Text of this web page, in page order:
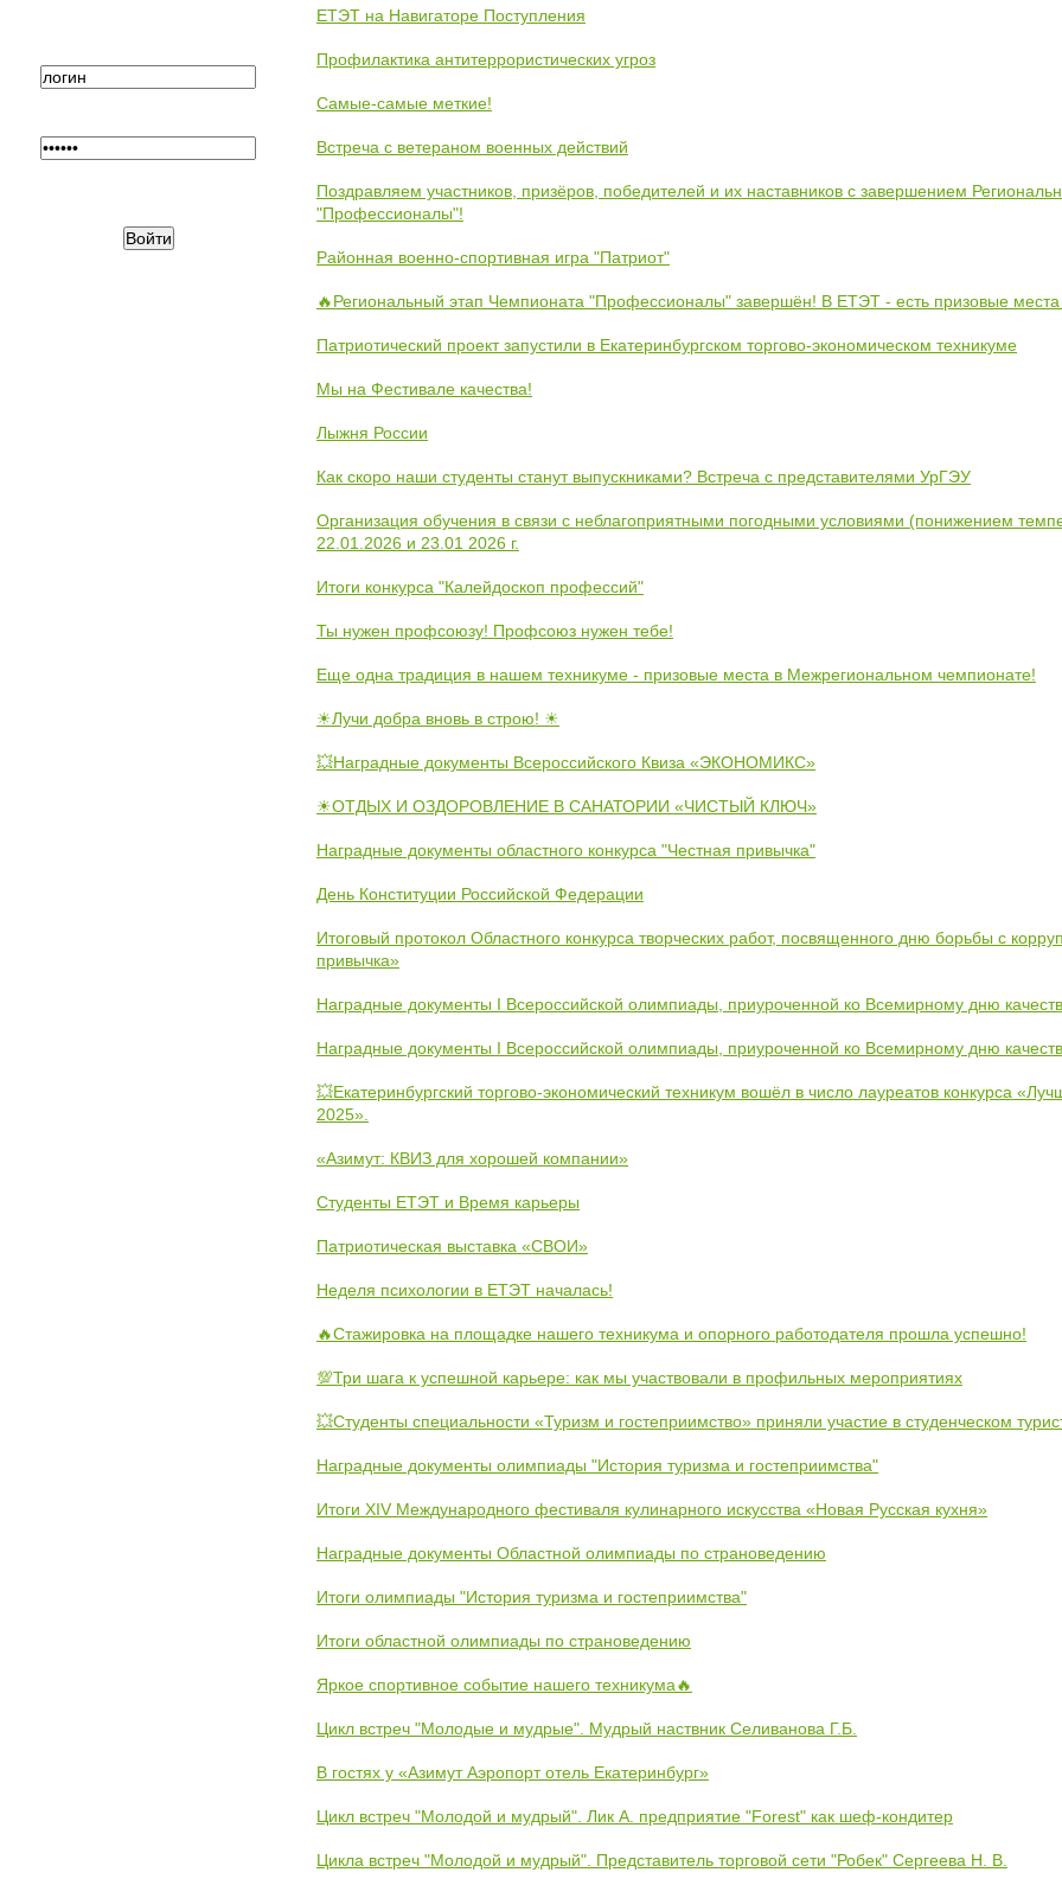
ЕТЭТ на Навигаторе Поступления
Профилактика антитеррористических угроз
Самые-самые меткие!
Встреча с ветераном военных действий
Поздравляем участников, призёров, победителей и их наставников с завершением
"Профессионалы"!
Районная военно-спортивная игра "Патриот"
🔥Региональный этап Чемпионата "Профессионалы" завершён! В ЕТЭТ - есть призовые
Патриотический проект запустили в Екатеринбургском торгово-экономическом техникуме
Мы на Фестивале качества!
Лыжня России
Как скоро наши студенты станут выпускниками? Встреча с представителями УрГЭУ
Организация обучения в связи с неблагоприятными погодными условиями (понижением
22.01.2026 и 23.01 2026 г.
Итоги конкурса "Калейдоскоп профессий"
Ты нужен профсоюзу! Профсоюз нужен тебе!
Еще одна традиция в нашем техникуме - призовые места в Межрегиональном чемпионате!
☀Лучи добра вновь в строю! ☀
💥Наградные документы Всероссийского Квиза «ЭКОНОМИКС»
☀ОТДЫХ И ОЗДОРОВЛЕНИЕ В САНАТОРИИ «ЧИСТЫЙ КЛЮЧ»
Наградные документы областного конкурса "Честная привычка"
День Конституции Российской Федерации
Итоговый протокол Областного конкурса творческих работ, посвященного дню борьбы с
привычка»
Наградные документы I Всероссийской олимпиады, приуроченной ко Всемирному дню
Наградные документы I Всероссийской олимпиады, приуроченной ко Всемирному дню
💥Екатеринбургский торгово-экономический техникум вошёл в число лауреатов конкурса
2025».
«Азимут: КВИЗ для хорошей компании»
Студенты ЕТЭТ и Время карьеры
Патриотическая выставка «СВОИ»
Неделя психологии в ЕТЭТ началась!
🔥Стажировка на площадке нашего техникума и опорного работодателя прошла успешно!
💯Три шага к успешной карьере: как мы участвовали в профильных мероприятиях
💥Студенты специальности «Туризм и гостеприимство» приняли участие в студенческом
Наградные документы олимпиады "История туризма и гостеприимства"
Итоги XIV Международного фестиваля кулинарного искусства «Новая Русская кухня»
Наградные документы Областной олимпиады по страноведению
Итоги олимпиады "История туризма и гостеприимства"
Итоги областной олимпиады по страноведению
Яркое спортивное событие нашего техникума🔥
Цикл встреч "Молодые и мудрые". Мудрый наствник Селиванова Г.Б.
В гостях у «Азимут Аэропорт отель Екатеринбург»
Цикл встреч "Молодой и мудрый". Лик А. предприятие "Forest" как шеф-кондитер
Цикла встреч "Молодой и мудрый". Представитель торговой сети "Робек" Сергеева Н. В.